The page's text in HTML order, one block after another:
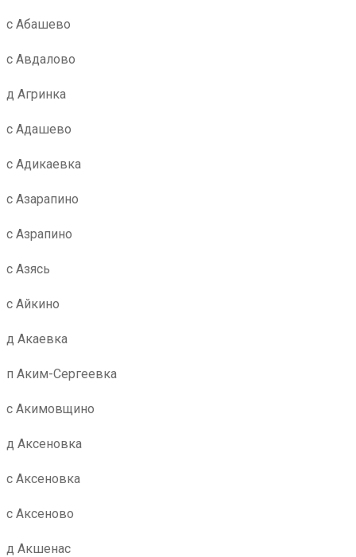
с Абашево
с Авдалово
д Агринка
с Адашево
с Адикаевка
с Азарапино
с Азрапино
с Азясь
с Айкино
д Акаевка
п Аким-Сергеевка
с Акимовщино
д Аксеновка
с Аксеновка
с Аксеново
д Акшенас